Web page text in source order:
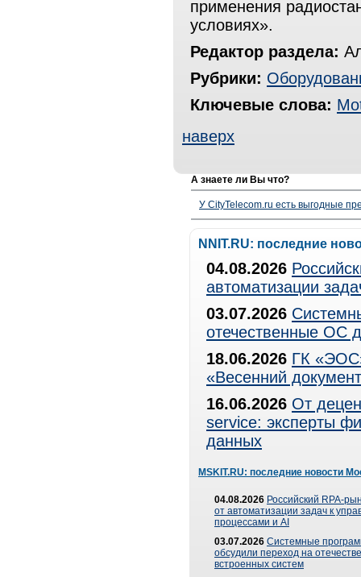
применения
условиях».
Редактор раздела:
Рубрики:
Ключевые слова:
наверх
А знаете ли Вы что?
У CityTelecom.ru есть выгодные
NNIT.RU: последние
04.08.2026
автоматизации
03.07.2026
отечественные ОС
18.06.2026 ГК
«Весенний
16.06.2026 От
service: эксперты
данных
MSKIT.RU: последние новости
04.08.2026 Российский RPA-
от автоматизации задач к
процессами и AI
03.07.2026 Системные
обсудили переход на
встроенных систем